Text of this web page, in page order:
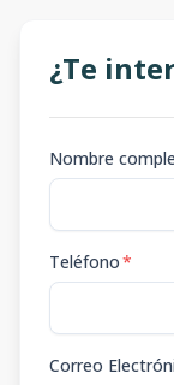
¿Te
Nombre
Teléfono*
Correo